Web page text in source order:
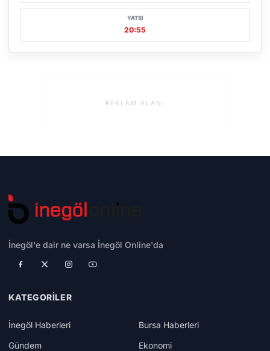
YATSI
20:55
REKLAM ALANI
İnegöl'e dair ne varsa İnegöl Online'da
KATEGORILER
İnegöl Haberleri
Bursa Haberleri
Gündem
Ekonomi